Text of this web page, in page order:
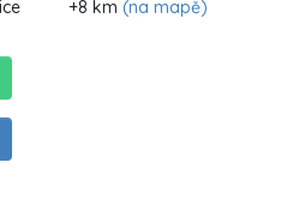
+8 km (na mapě)